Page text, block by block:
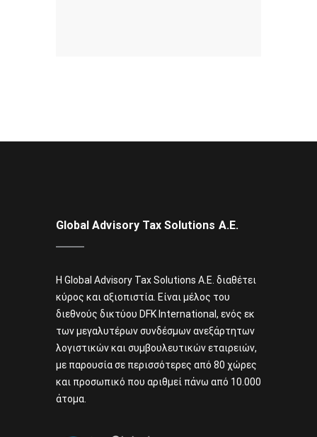
Global Advisory Tax Solutions Α.Ε.
Η Global Advisory Tax Solutions A.E. διαθέτει
κύρος και αξιοπιστία. Είναι μέλος του
διεθνούς δικτύου DFK International, ενός εκ
των μεγαλυτέρων συνδέσμων ανεξάρτητων
λογιστικών και συμβουλευτικών εταιρειών,
με παρουσία σε περισσότερες από 80 χώρες
και προσωπικό που αριθμεί πάνω από 10.000
άτομα.